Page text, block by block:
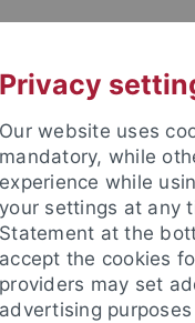
Fakultät
Privacy
Our website uses
mandatory, while
experience while
your settings at any
Statement at the
accept the cookies
providers may set
advertising